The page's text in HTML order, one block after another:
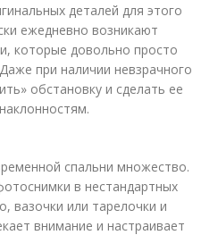
деталей для этого
ежедневно возникают
которые довольно просто
при наличии невзрачного
обстановку и сделать ее
спальни множество.
в нестандартных
вазочки или тарелочки и
внимание и настраивает